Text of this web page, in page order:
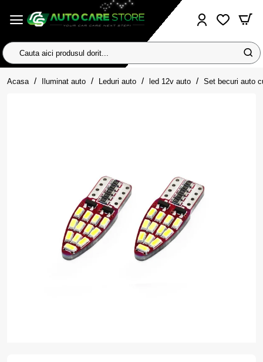
Cauta
aici
produsul
Acasa homeIluminat auto Leduri auto led 12v auto Set becuri auto